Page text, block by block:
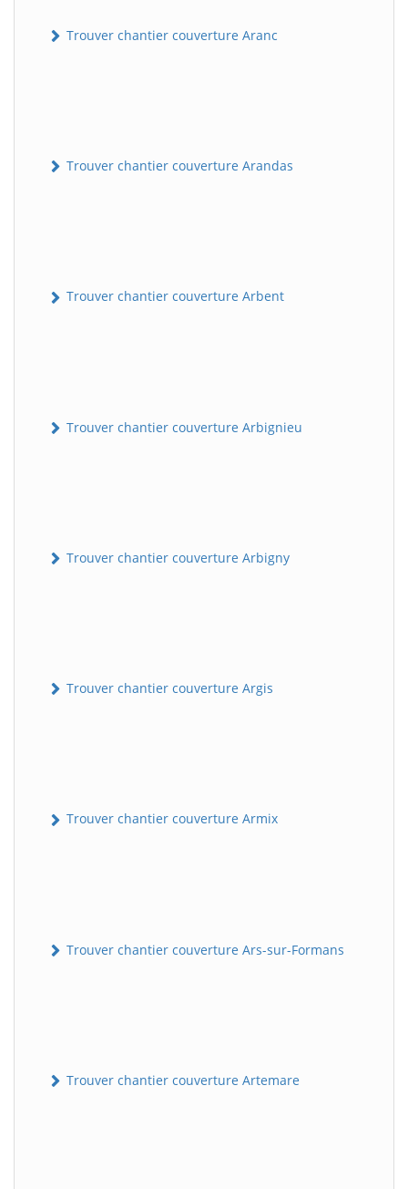
Trouver chantier couverture Aranc
Trouver chantier couverture Arandas
Trouver chantier couverture Arbent
Trouver chantier couverture Arbignieu
Trouver chantier couverture Arbigny
Trouver chantier couverture Argis
Trouver chantier couverture Armix
Trouver chantier couverture Ars-sur-Formans
Trouver chantier couverture Artemare